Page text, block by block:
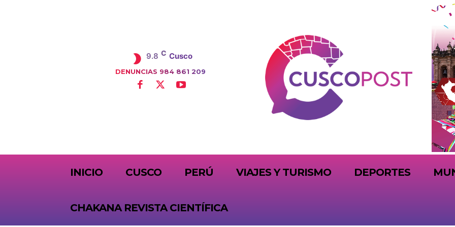
9.8 C Cusco
DENUNCIAS 984 861 209
INICIO CUSCO PERÚ VIAJES Y TURISMO DEPORTES
CHAKANA REVISTA CIENTÍFICA